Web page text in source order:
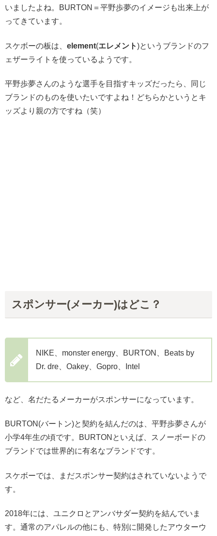
いましたよね。BURTON＝平野歩夢のイメージも出来上が
ってきています。
スケボーの板は、 element(エレメント)というブランドのフ
ェザーライトを使っているようです。
平野歩夢さんのような選手を目指すキッズだったら、同じ
ブランドのものを使いたいですよね！どちらかというとキ
ッズより親の方ですね（笑）
スポンサー(メーカー)はどこ？
NIKE、monster energy、BURTON、Beats by
Dr. dre、Oakey、Gopro、Intel
など、名だたるメーカーがスポンサーになっています。
BURTON(バートン)と契約を結んだのは、平野歩夢さんが
小学4年生の頃です。BURTONといえば、スノーボードの
ブランドでは世界的に有名なブランドです。
スケボーでは、まだスポンサー契約はされていないようで
す。
2018年には、ユニクロとアンバサダー契約を結んでいま
す。通常のアパレルの他にも、特別に開発したアウターウ